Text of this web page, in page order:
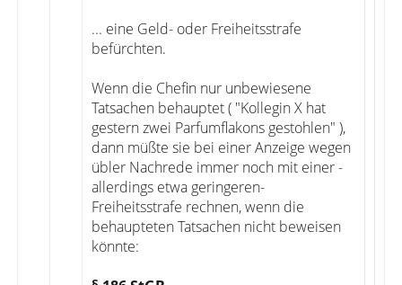
... eine Geld- oder Freiheitsstrafe
befürchten.
Wenn die Chefin nur unbewiesene
Tatsachen behauptet ( "Kollegin X hat
gestern zwei Parfumflakons gestohlen" ),
dann müßte sie bei einer Anzeige wegen
übler Nachrede immer noch mit einer -
allerdings etwa geringeren-
Freiheitsstrafe rechnen, wenn die
behaupteten Tatsachen nicht beweisen
könnte: